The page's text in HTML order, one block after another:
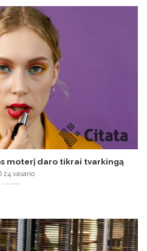
moterį daro tikrai tvarkingą
24 vasario